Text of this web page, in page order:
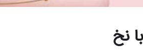
نخ